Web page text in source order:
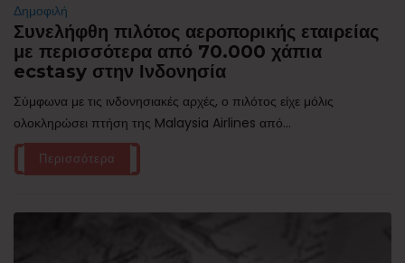
Δημοφιλή
Συνελήφθη πιλότος αεροπορικής εταιρείας
με περισσότερα από 70.000 χάπια
ecstasy στην Ινδονησία
Σύμφωνα με τις ινδονησιακές αρχές, ο πιλότος είχε μόλις
ολοκληρώσει πτήση της Malaysia Airlines από...
Περισσότερα